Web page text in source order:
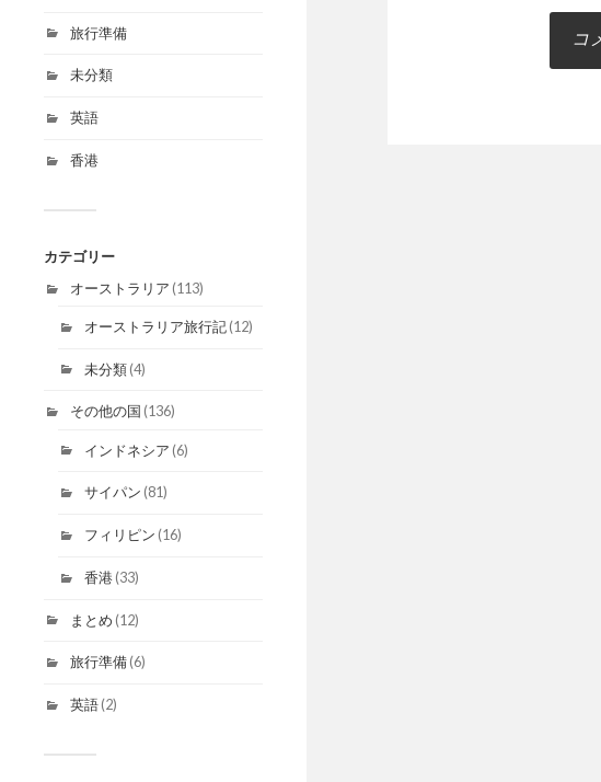
旅行準備
未分類
英語
香港
カテゴリー
オーストラリア (113)
オーストラリア旅行記(12)
未分類(4)
その他の国 (136)
インドネシア (6)
サイパン (81)
フィリピン (16)
香港(33)
まとめ (12)
旅行準備(6)
英語(2)